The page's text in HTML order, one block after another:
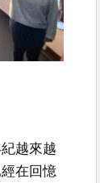
越來越
在回憶